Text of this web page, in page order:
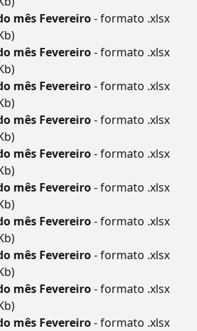
mês Fevereiro- formato .xlsx
mês Fevereiro- formato .xlsx
mês Fevereiro- formato .xlsx
mês Fevereiro- formato .xlsx
mês Fevereiro- formato .xlsx
mês Fevereiro- formato .xlsx
mês Fevereiro- formato .xlsx
mês Fevereiro- formato .xlsx
mês Fevereiro- formato .xlsx
mês Fevereiro- formato .xlsx